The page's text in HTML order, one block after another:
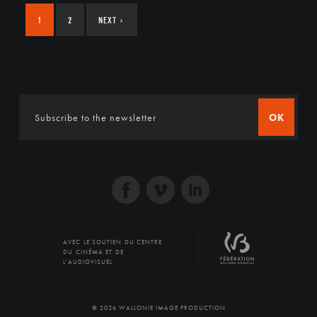
1 2 NEXT ›
OK
AVEC LE SOUTIEN DU CENTRE
DU CINÉMA ET DE
L'AUDIOVISUEL
© 2026 WALLONIE IMAGE PRODUCTION